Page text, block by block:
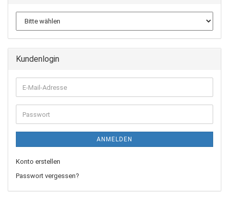
Kundenlogin
E-
Mail-
Adresse
Passwort
ANMELDEN
Konto erstellen
Passwort vergessen?